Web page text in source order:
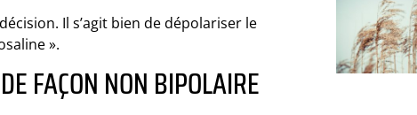
Il s’agit bien de dépolariser le
».
FAÇON NON BIPOLAIRE